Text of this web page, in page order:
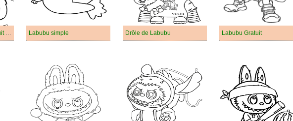
Labubu Imprimable Gratuit Pour les Enfants Labubu simple Drôle de Labubu Labubu Gratuit